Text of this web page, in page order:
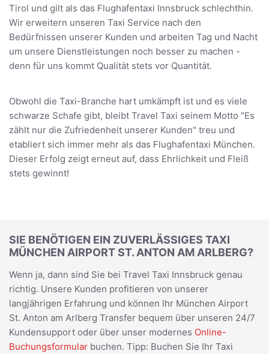
Tirol und gilt als das Flughafentaxi Innsbruck schlechthin.
Wir erweitern unseren Taxi Service nach den
Bedürfnissen unserer Kunden und arbeiten Tag und Nacht
um unsere Dienstleistungen noch besser zu machen -
denn für uns kommt Qualität stets vor Quantität.
Obwohl die Taxi-Branche hart umkämpft ist und es viele
schwarze Schafe gibt, bleibt Travel Taxi seinem Motto "Es
zählt nur die Zufriedenheit unserer Kunden" treu und
etabliert sich immer mehr als das Flughafentaxi München.
Dieser Erfolg zeigt erneut auf, dass Ehrlichkeit und Fleiß
stets gewinnt!
SIE BENÖTIGEN EIN ZUVERLÄSSIGES TAXI
MÜNCHEN AIRPORT ST. ANTON AM ARLBERG?
Wenn ja, dann sind Sie bei Travel Taxi Innsbruck genau
richtig. Unsere Kunden profitieren von unserer
langjährigen Erfahrung und können Ihr München Airport
St. Anton am Arlberg Transfer bequem über unseren 24/7
Kundensupport oder über unser modernes Online-
Buchungsformular buchen. Tipp: Buchen Sie Ihr Taxi